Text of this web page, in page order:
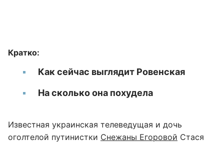
Кратко:
Как сейчас выглядит Ровенская
На сколько она похудела
Известная украинская телеведущая и дочь
оголтелой путинистки Снежаны Егоровой Стася